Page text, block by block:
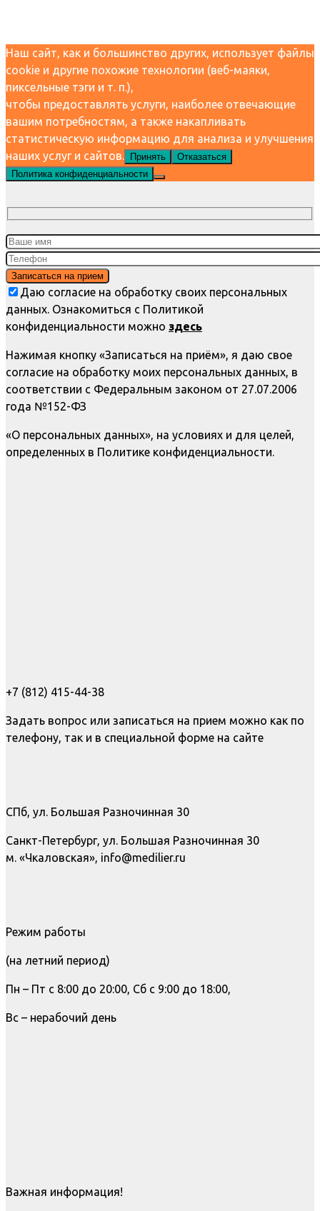
Наш сайт, как и большинство других, использует файлы
cookie и другие похожие технологии (веб-маяки,
пиксельные тэги и т. п.),
чтобы предоставлять услуги, наиболее отвечающие
вашим потребностям, а также накапливать
статистическую информацию для анализа и улучшения
наших услуг и сайтов. Принять
Отказаться
Политика конфиденциальности
Даю согласие на обработку своих персональных
данных. Ознакомиться с Политикой
конфиденциальности можно здесь
Нажимая кнопку «Записаться на приём», я даю свое
согласие на обработку моих персональных данных, в
соответствии с Федеральным законом от 27.07.2006
года №152-ФЗ
«О персональных данных», на условиях и для целей,
определенных в Политике конфиденциальности.
+7 (812) 415-44-38
Задать вопрос или записаться на прием можно как по
телефону, так и в специальной форме на сайте
СПб, ул. Большая Разночинная 30
Санкт-Петербург, ул. Большая Разночинная 30
м. «Чкаловская», info@medilier.ru
Режим работы
(на летний период)
Пн – Пт с 8:00 до 20:00, Сб с 9:00 до 18:00,
Вс – нерабочий день
Важная информация!